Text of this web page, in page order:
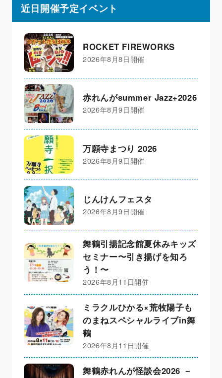
近日開催予定イベント
ROCKET FIREWORKS
2026年8月8日開催
赤れんがsummer Jazz+2026
2026年8月9日開催
万願寺まつり 2026
2026年8月9日開催
じんけんフェスタ
2026年8月9日開催
舞鶴引揚記念館夏休みキッズ
セミナー〜引き揚げを知ろ
う！〜
2026年8月11日開催
ミラクルひかる×荒牧陽子も
のまねスペシャルライブin舞
鶴
2026年8月11日開催
舞鶴赤れんが怪談会2026 －